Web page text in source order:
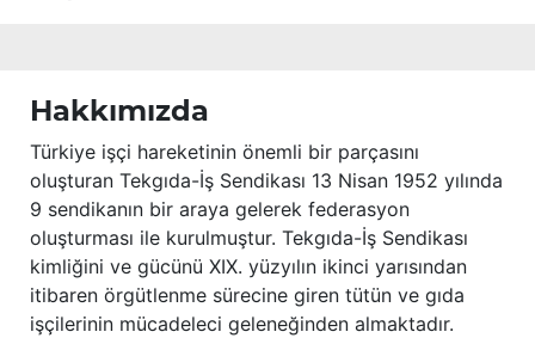
Hakkımızda
Türkiye işçi hareketinin önemli bir parçasını
oluşturan Tekgıda-İş Sendikası 13 Nisan 1952 yılında
9 sendikanın bir araya gelerek federasyon
oluşturması ile kurulmuştur. Tekgıda-İş Sendikası
kimliğini ve gücünü XIX. yüzyılın ikinci yarısından
itibaren örgütlenme sürecine giren tütün ve gıda
işçilerinin mücadeleci geleneğinden almaktadır.